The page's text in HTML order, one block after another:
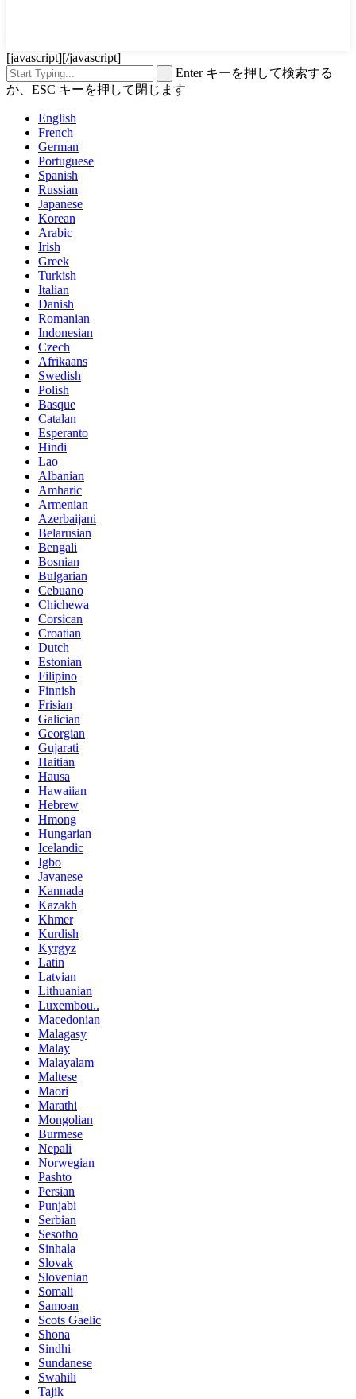
[javascript][/javascript]
Enter キーを押して検索する
か、ESC キーを押して閉じます
English
French
German
Portuguese
Spanish
Russian
Japanese
Korean
Arabic
Irish
Greek
Turkish
Italian
Danish
Romanian
Indonesian
Czech
Afrikaans
Swedish
Polish
Basque
Catalan
Esperanto
Hindi
Lao
Albanian
Amharic
Armenian
Azerbaijani
Belarusian
Bengali
Bosnian
Bulgarian
Cebuano
Chichewa
Corsican
Croatian
Dutch
Estonian
Filipino
Finnish
Frisian
Galician
Georgian
Gujarati
Haitian
Hausa
Hawaiian
Hebrew
Hmong
Hungarian
Icelandic
Igbo
Javanese
Kannada
Kazakh
Khmer
Kurdish
Kyrgyz
Latin
Latvian
Lithuanian
Luxembou..
Macedonian
Malagasy
Malay
Malayalam
Maltese
Maori
Marathi
Mongolian
Burmese
Nepali
Norwegian
Pashto
Persian
Punjabi
Serbian
Sesotho
Sinhala
Slovak
Slovenian
Somali
Samoan
Scots Gaelic
Shona
Sindhi
Sundanese
Swahili
Tajik